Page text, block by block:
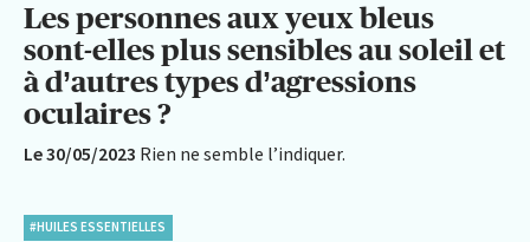
Les personnes aux yeux bleus
sont-elles plus sensibles au soleil et
à d’autres types d’agressions
oculaires ?
Le 30/05/2023 Rien ne semble l’indiquer.
#HUILES ESSENTIELLES